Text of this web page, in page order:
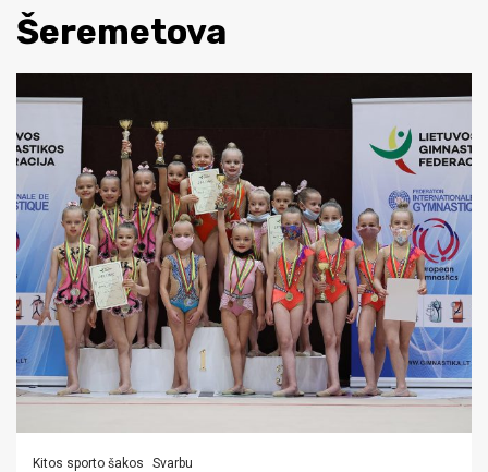
Šeremetova
Kitos sporto šakos Svarbu